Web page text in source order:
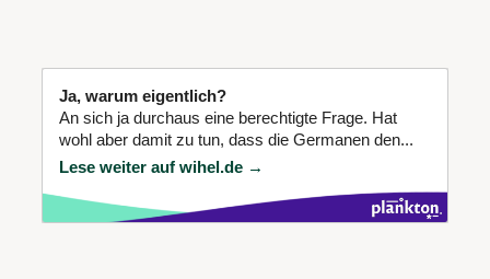
Ja, warum eigentlich?
An sich ja durchaus eine berechtigte Frage. Hat
wohl aber damit zu tun, dass die Germanen den...
Lese weiter auf wihel.de →